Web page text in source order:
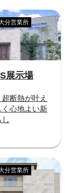
展示場
分営業所
断熱が叶え
く心地よい新
し
分営業所